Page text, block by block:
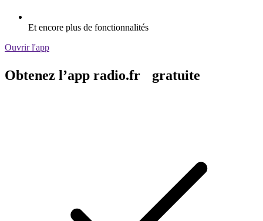
Et encore plus de fonctionnalités
Ouvrir l'app
Obtenez l’app radio.fr gratuite